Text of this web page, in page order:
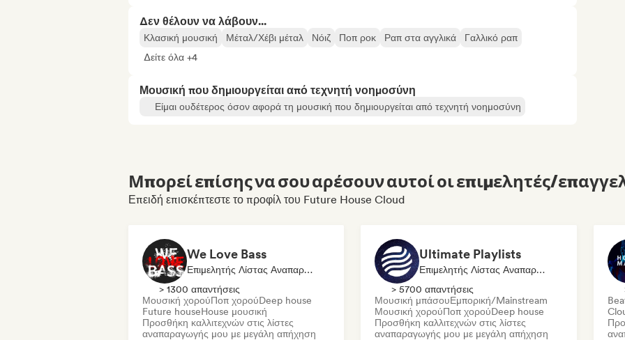
Δεν θέλουν να λάβουν...
Κλασική μουσική Μέταλ/Χέβι μέταλ Νόιζ Ποπ ροκ Ραπ στα αγγλικά
Γαλλικό ραπ
Δείτε όλα +4
Μουσική που δημιουργείται από τεχνητή νοημοσύνη
Είμαι ουδέτερος όσον αφορά τη μουσική που δημιουργείται από τεχνητή νοημοσύνη
Μπορεί επίσης να σου αρέσουν αυτοί οι επιμελητές/
Επειδή επισκέπτεστε το προφίλ του Future House Cloud
We Love Bass
Επιμελητής Λίστας Αναπαραγωγής
> 1300 απαντήσεις
Μουσική χορούΠοπ χορούDeep house
Future houseHouse μουσική
Προσθήκη καλλιτεχνών στις λίστες
αναπαραγωγής μου με μεγάλη απήχηση
Ultimate Playlists
Επιμελητής Λίστας Αναπαραγωγής
> 5700 απαντήσεις
Μουσική μπάσουΕμπορική/Mainstream
Μουσική χορούΠοπ χορούDeep house
Προσθήκη καλλιτεχνών στις λίστες
αναπαραγωγής μου με μεγάλη απήχηση